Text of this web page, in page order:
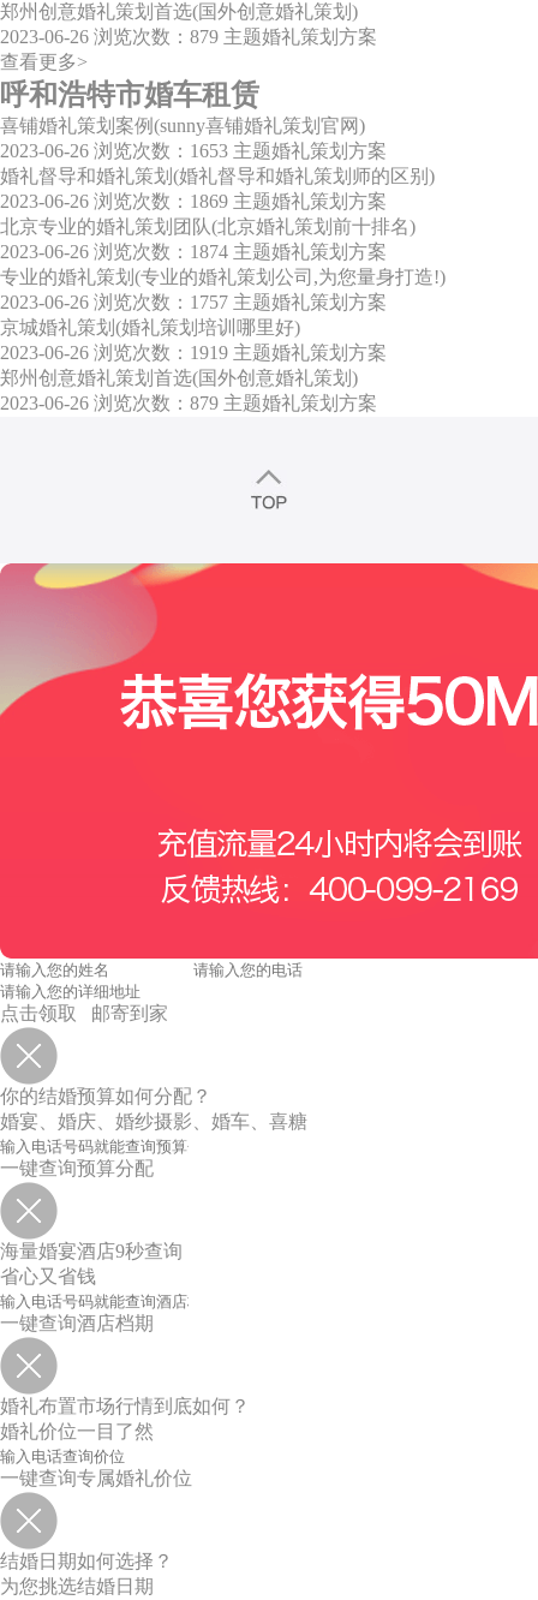
郑州创意婚礼策划首选(国外创意婚礼策划)
2023-06-26 浏览次数：879 主题婚礼策划方案
查看更多>
呼和浩特市婚车租赁
喜铺婚礼策划案例(sunny喜铺婚礼策划官网)
2023-06-26 浏览次数：1653 主题婚礼策划方案
婚礼督导和婚礼策划(婚礼督导和婚礼策划师的区别)
2023-06-26 浏览次数：1869 主题婚礼策划方案
北京专业的婚礼策划团队(北京婚礼策划前十排名)
2023-06-26 浏览次数：1874 主题婚礼策划方案
专业的婚礼策划(专业的婚礼策划公司,为您量身打造!)
2023-06-26 浏览次数：1757 主题婚礼策划方案
京城婚礼策划(婚礼策划培训哪里好)
2023-06-26 浏览次数：1919 主题婚礼策划方案
郑州创意婚礼策划首选(国外创意婚礼策划)
2023-06-26 浏览次数：879 主题婚礼策划方案
点击领取 邮寄到家
你的结婚预算如何分配？
婚宴、婚庆、婚纱摄影、婚车、喜糖
一键查询预算分配
海量婚宴酒店9秒查询
省心又省钱
一键查询酒店档期
婚礼布置市场行情到底如何？
婚礼价位一目了然
一键查询专属婚礼价位
结婚日期如何选择？
为您挑选结婚日期